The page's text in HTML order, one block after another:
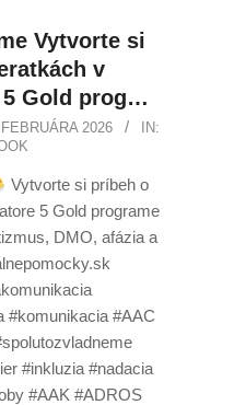
Vytvorte si
v
5 Gold prog…
2026
IN:
Vytvorte si príbeh o
5 Gold programe
DMO, afázia a
#komunikacia #AAC
#inkluzia #nadacia
#AAK #ADROS